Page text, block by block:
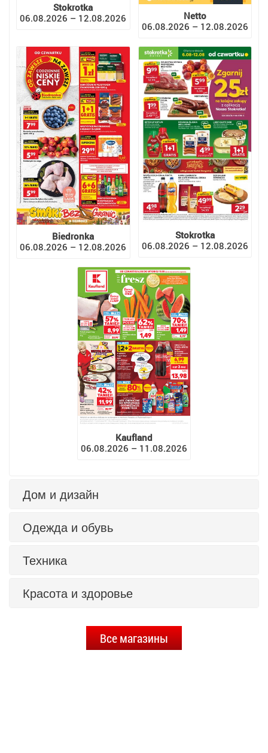
Stokrotka
06.08.2026 – 12.08.2026
Netto
06.08.2026 – 12.08.2026
Biedronka
06.08.2026 – 12.08.2026
Stokrotka
06.08.2026 – 12.08.2026
Kaufland
06.08.2026 – 11.08.2026
Дом и дизайн
Одежда и обувь
Техника
Красота и здоровье
Все магазины